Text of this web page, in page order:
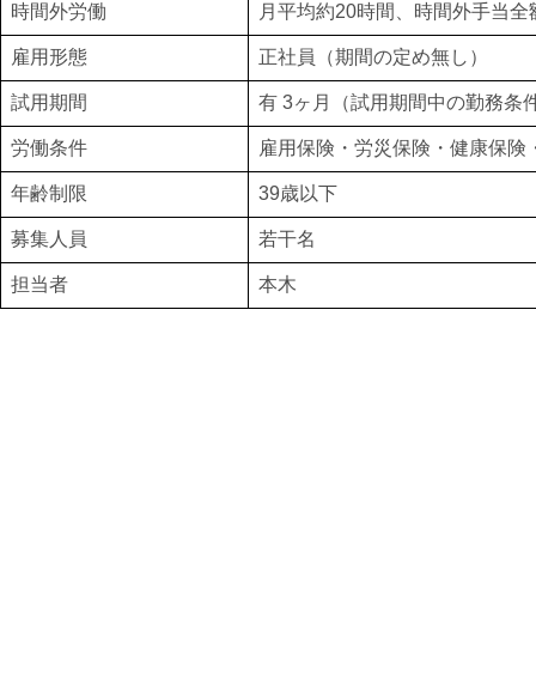
時間外労働 月平均約20時間、時間外手当全
雇用形態 正社員（期間の定め無し）
試用期間 有 3ヶ月（試用期間中の勤務条
労働条件 雇用保険・労災保険・健康保険
年齢制限 39歳以下
募集人員 若干名
担当者 本木